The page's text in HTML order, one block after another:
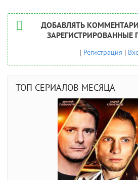
ДОБАВЛЯТЬ
ЗАРЕГИСТРИРОВАННЫЕ
[ Регистрация |
ТОП СЕРИАЛОВ МЕСЯЦА